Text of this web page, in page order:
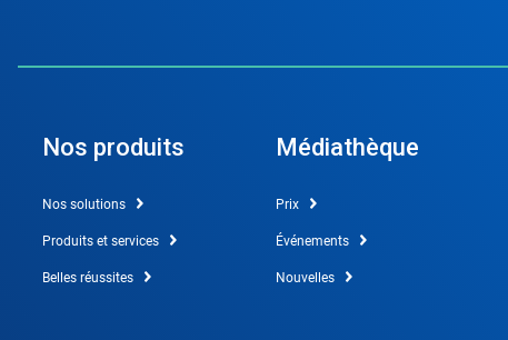
Nos produits
Nos solutions
Produits et services
Belles réussites
Médiathèque
Prix
Événements
Nouvelles